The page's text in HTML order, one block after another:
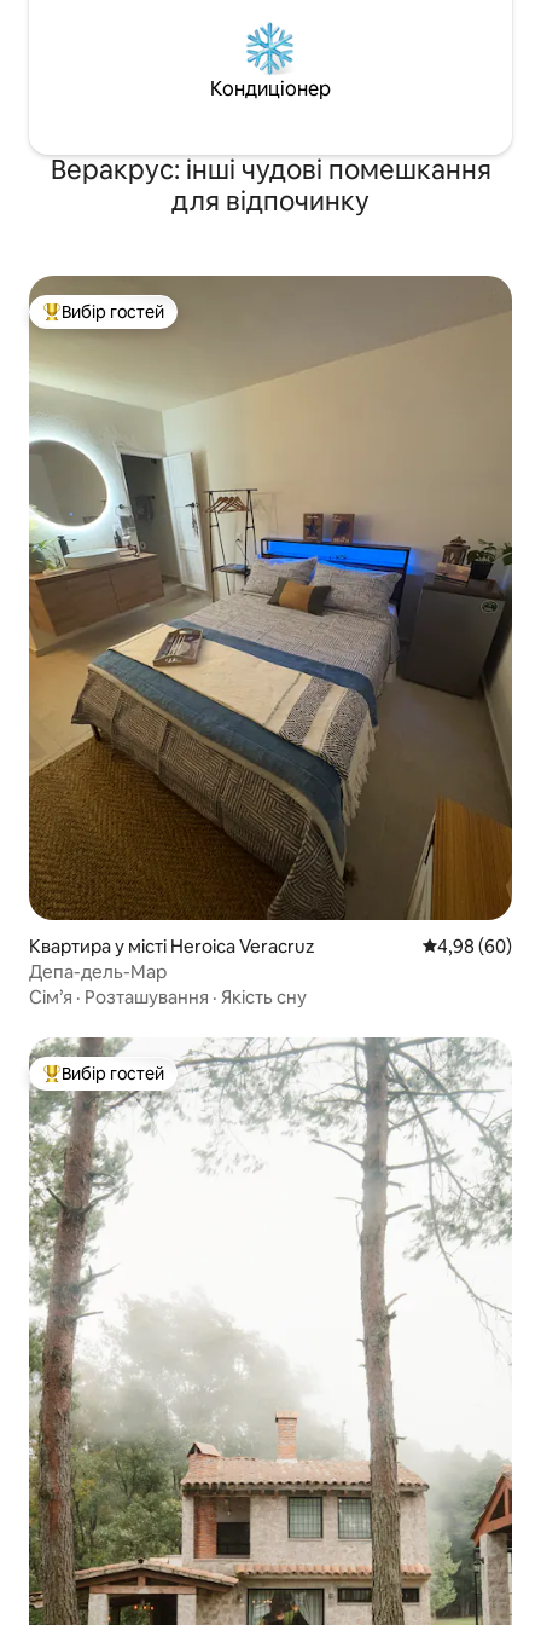
Кондиціонер
Веракрус: інші чудові помешкання
для відпочинку
Топ вибір гостей
Вибір гостей
Квартира у місті Heroica Veracruz Середня
4,98 (60)
Депа-дель-Мар
Сім’я · Розташування · Якість сну
Топ вибір гостей
Вибір гостей